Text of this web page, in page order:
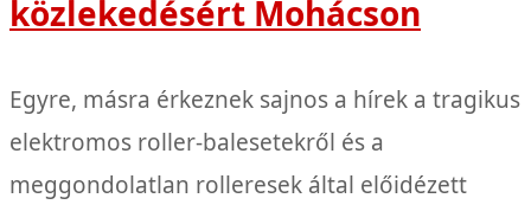
közlekedésért Mohácson
Egyre, másra érkeznek sajnos a hírek a tragikus
elektromos roller-balesetekről és a
meggondolatlan rolleresek által előidézett